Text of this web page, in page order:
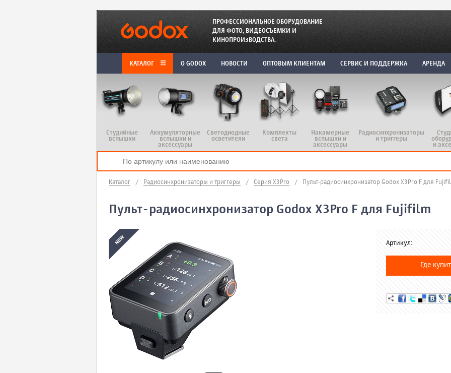
ПРОФЕССИОНАЛЬНОЕ ОБОРУДОВАНИЕ
ДЛЯ ФОТО, ВИДЕОСЪЕМКИ И
КИНОПРОИЗВОДСТВА.
КАТАЛОГ O GODOX НОВОСТИ ОПТОВЫМ КЛИЕНТАМ СЕРВИС И ПОДДЕРЖКА АРЕНДА
Студийные
вспышки
Аккумуляторные
вспышки и
аксессуары
Светодиодные
осветители
Комплекты
света
Накамерные
вспышки и
аксессуары
Радиосинхронизаторы
и триггеры
и
Каталог / Радиосинхронизаторы и триггеры / Серия X3Pro / Пульт-радиосинхронизатор Godox X3Pro F для
Пульт-радиосинхронизатор Godox X3Pro F для Fujifilm
Артикул:
Где